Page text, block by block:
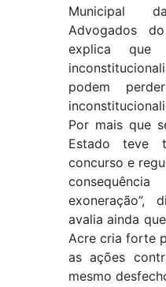
Municipal
Advogados
explica que
podem
Por mais que
Estado teve
concurso e
exoneração”,
avalia ainda
Acre cria forte
as ações
mesmo